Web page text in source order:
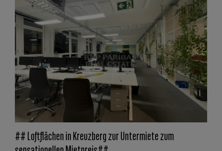
## Loftflächen in Kreuzberg zur Untermiete zum